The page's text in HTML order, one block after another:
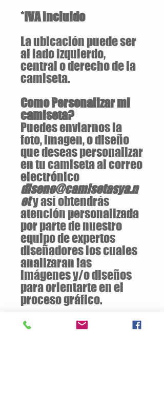
*IVA incluido
La ubicación puede ser
al lado izquierdo,
central o derecho de la
camiseta.
Como Personalizar mi
camiseta?
Puedes enviarnos la
foto, imagen, o diseño
que deseas personalizar
en tu camiseta al correo
electrónico
diseno@camisetasya.n
ety así obtendrás
atención personalizada
por parte de nuestro
equipo de expertos
diseñadores los cuales
analizaran las
imágenes y/o diseños
para orientarte en el
proceso gráfico.
Descuentosa partir de